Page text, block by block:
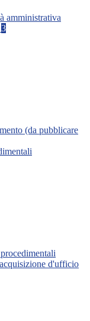
amministrativa
3
(da pubblicare
d'ufficio